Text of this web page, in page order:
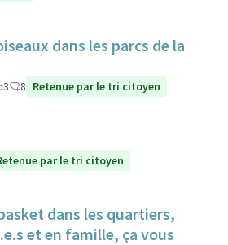
dans les parcs de la
3 8 Retenue par le tri citoyen
par le tri citoyen
dans les quartiers,
et en famille, ça vous